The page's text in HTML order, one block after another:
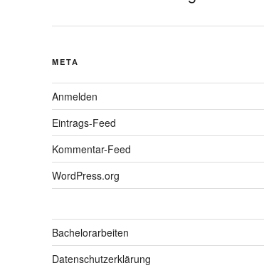
META
Anmelden
Eintrags-Feed
Kommentar-Feed
WordPress.org
Bachelorarbeiten
Datenschutzerklärung